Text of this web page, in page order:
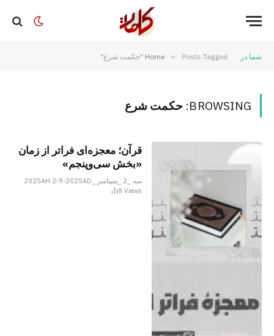
شما در Home » Posts Tagged "حکمت شرع"
BROWSING: حکمت شرع
قرآن؛ معجزه‌ای فراتر از زمان
«بخش سی‌وپنجم»
سه _2 _سپتامبر _2025AH 2-9-2025AD
8Views